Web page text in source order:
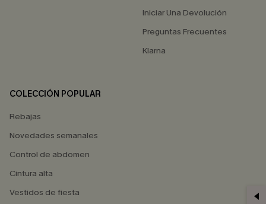
Iniciar Una Devolución
Preguntas Frecuentes
Klarna
COLECCIÓN POPULAR
Rebajas
Novedades semanales
Control de abdomen
Cintura alta
Vestidos de fiesta